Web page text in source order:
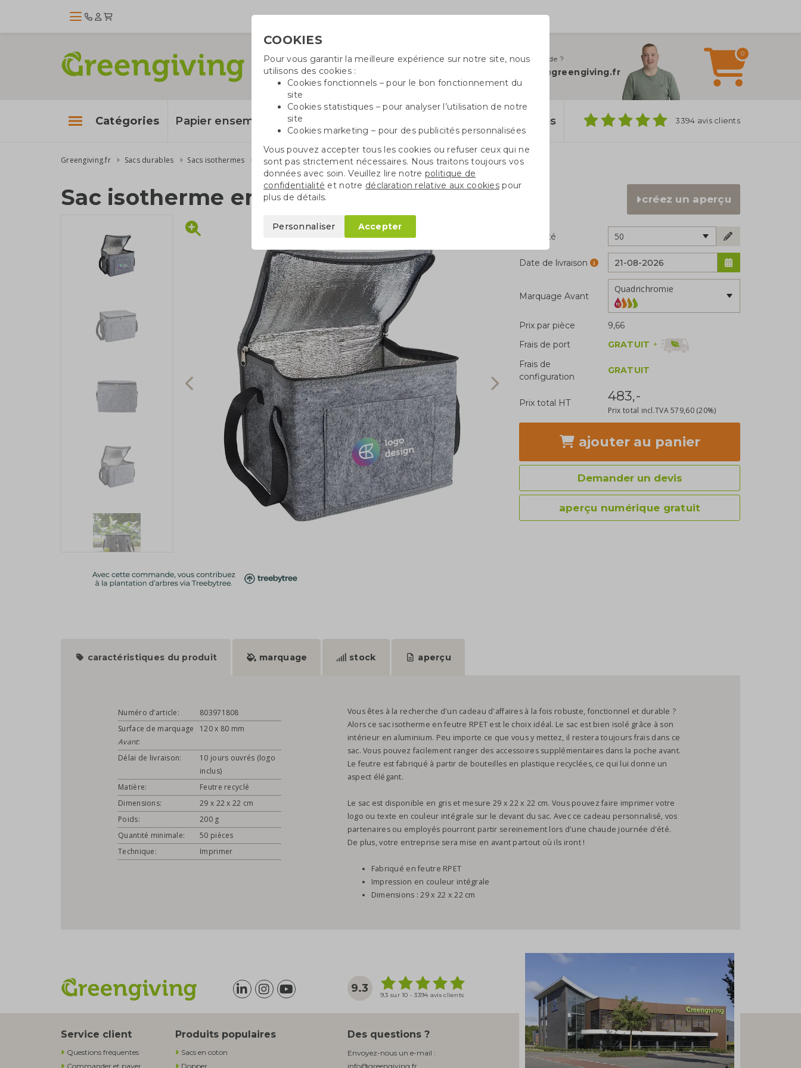
Besoin d’aide ?
info@greengiving.fr
0
Catégories Papier ensemencé Sacs en coton Stylos 3394 avis clients
Greengiving.fr Sacs durables Sacs isothermes Sac isotherme en feutre RPET
Sac isotherme en feutre RPET créez un aperçu
Quantité 50
Date de livraison
Marquage Avant
Quadrichromie
Prix par pièce
9,66
Frais de port
GRATUIT +
Frais de
configuration
GRATUIT
Prix total HT 483,-
Prix total incl.TVA579,60 (20%)
ajouter au panier
Demander un devis
aperçu numérique gratuit
caractéristiques du produit marquage stock aperçu
Numéro d’article:
803971808
Surface de marquage
Avant:
120 x 80 mm
Délai de livraison:
10 jours ouvrés (logo
inclus)
Matière:
Feutre recyclé
Dimensions:
29 x 22 x 22 cm
Poids:
200 g
Quantité minimale:
50 pièces
Technique:
Imprimer
Vous êtes à la recherche d'un cadeau d'affaires à la fois robuste, fonctionnel et durable ?
Alors ce sac isotherme en feutre RPET est le choix idéal. Le sac est bien isolé grâce à son
intérieur en aluminium. Peu importe ce que vous y mettez, il restera toujours frais dans ce
sac. Vous pouvez facilement ranger des accessoires supplémentaires dans la poche avant.
Le feutre est fabriqué à partir de bouteilles en plastique recyclées, ce qui lui donne un
aspect élégant.
Le sac est disponible en gris et mesure 29 x 22 x 22 cm. Vous pouvez faire imprimer votre
logo ou texte en couleur intégrale sur le devant du sac. Avec ce cadeau personnalisé, vos
partenaires ou employés pourront partir sereinement lors d'une chaude journée d'été.
De plus, votre entreprise sera mise en avant partout où ils iront !
Fabriqué en feutre RPET
Impression en couleur intégrale
Dimensions : 29 x 22 x 22 cm
9.3
9.3 sur 10 - 3394 avis clients
Service client
Questions fréquentes
Commander et payer
Produits populaires
Sacs en coton
Dopper
Des questions ?
Envoyez-nous un e-mail :
info@greengiving.fr
COOKIES
Pour vous garantir la meilleure expérience sur notre site, nous
utilisons des cookies :
Cookies fonctionnels – pour le bon fonctionnement du
site
Cookies statistiques – pour analyser l’utilisation de notre
site
Cookies marketing – pour des publicités personnalisées
Vous pouvez accepter tous les cookies ou refuser ceux qui ne
sont pas strictement nécessaires. Nous traitons toujours vos
données avec soin. Veuillez lire notre politique de
confidentialité et notre déclaration relative aux cookiespour
plus de détails.
Personnaliser Accepter